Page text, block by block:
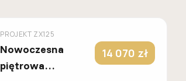
Z500
PROJEKT ZX125
Nowoczesna
piętrowa
14 070 zł